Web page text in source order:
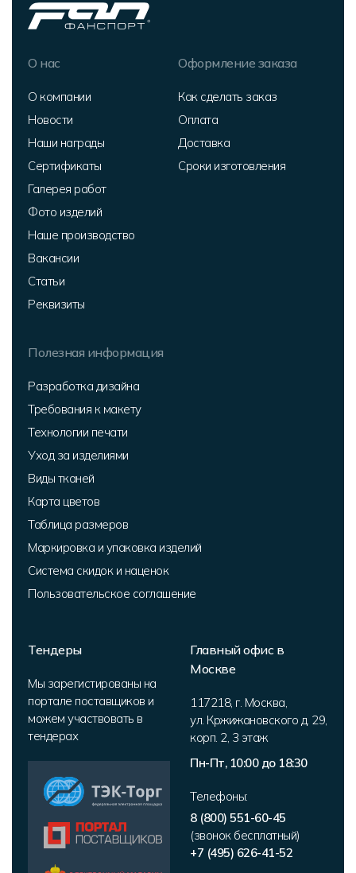
О нас
О компании
Новости
Наши награды
Сертификаты
Галерея работ
Фото изделий
Наше производство
Вакансии
Статьи
Реквизиты
Оформление заказа
Как сделать заказ
Оплата
Доставка
Сроки изготовления
Полезная информация
Разработка дизайна
Требования к макету
Технологии печати
Уход за изделиями
Виды тканей
Карта цветов
Таблица размеров
Маркировка и упаковка изделий
Система скидок и наценок
Пользовательское соглашение
Тендеры
Мы зарегистированы на
портале поставщиков и
можем участвовать в
тендерах
Главный офис в
Москве
117218, г. Москва,
ул. Кржижановского д. 29,
корп. 2, 3 этаж
Пн-Пт, 10:00 до 18:30
Телефоны:
8 (800) 551-60-45
(звонок бесплатный)
+7 (495) 626-41-52